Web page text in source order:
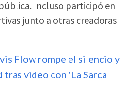
Incluso participó en
junto a otras creadoras
Flow rompe el silencio y
tras video con 'La Sarca